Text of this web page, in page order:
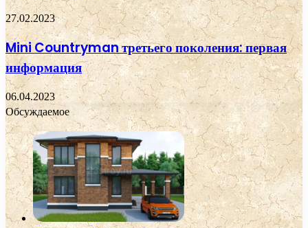
27.02.2023
Mini Countryman третьего поколения: первая
информация
06.04.2023
Обсуждаемое